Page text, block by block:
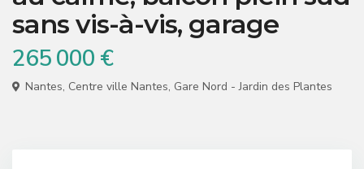
sans vis-à-vis, garage
265 000 €
Nantes, Centre ville Nantes, Gare Nord - Jardin des Plantes